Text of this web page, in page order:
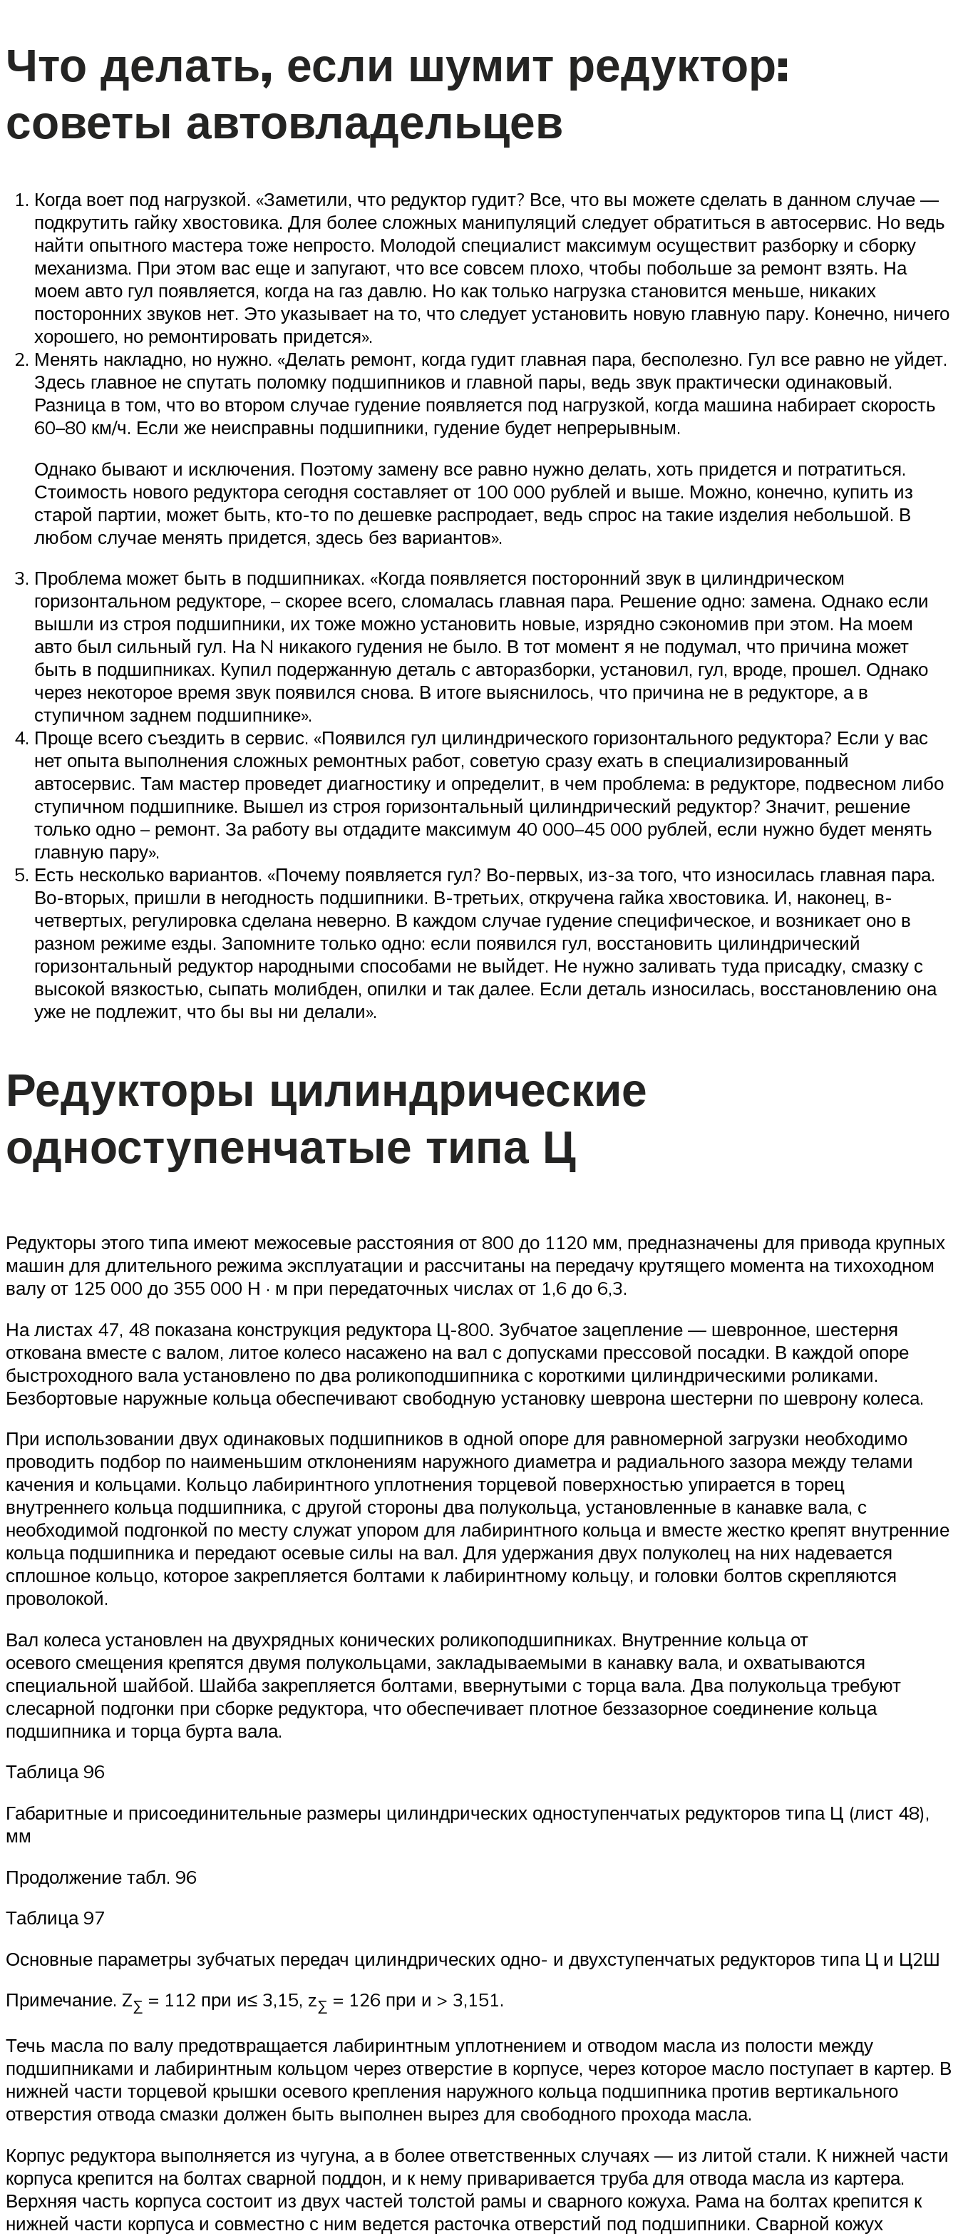
Что делать, если шумит редуктор:
советы автовладельцев
Когда воет под нагрузкой. «Заметили, что редуктор гудит? Все, что вы можете сделать в данном случае —
подкрутить гайку хвостовика. Для более сложных манипуляций следует обратиться в автосервис. Но ведь
найти опытного мастера тоже непросто. Молодой специалист максимум осуществит разборку и сборку
механизма. При этом вас еще и запугают, что все совсем плохо, чтобы побольше за ремонт взять. На
моем авто гул появляется, когда на газ давлю. Но как только нагрузка становится меньше, никаких
посторонних звуков нет. Это указывает на то, что следует установить новую главную пару. Конечно, ничего
хорошего, но ремонтировать придется».
Менять накладно, но нужно. «Делать ремонт, когда гудит главная пара, бесполезно. Гул все равно не уйдет.
Здесь главное не спутать поломку подшипников и главной пары, ведь звук практически одинаковый.
Разница в том, что во втором случае гудение появляется под нагрузкой, когда машина набирает скорость
60–80 км/ч. Если же неисправны подшипники, гудение будет непрерывным.
Однако бывают и исключения. Поэтому замену все равно нужно делать, хоть придется и потратиться.
Стоимость нового редуктора сегодня составляет от 100 000 рублей и выше. Можно, конечно, купить из
старой партии, может быть, кто-то по дешевке распродает, ведь спрос на такие изделия небольшой. В
любом случае менять придется, здесь без вариантов».
Проблема может быть в подшипниках. «Когда появляется посторонний звук в цилиндрическом
горизонтальном редукторе, – скорее всего, сломалась главная пара. Решение одно: замена. Однако если
вышли из строя подшипники, их тоже можно установить новые, изрядно сэкономив при этом. На моем
авто был сильный гул. На N никакого гудения не было. В тот момент я не подумал, что причина может
быть в подшипниках. Купил подержанную деталь с авторазборки, установил, гул, вроде, прошел. Однако
через некоторое время звук появился снова. В итоге выяснилось, что причина не в редукторе, а в
ступичном заднем подшипнике».
Проще всего съездить в сервис. «Появился гул цилиндрического горизонтального редуктора? Если у вас
нет опыта выполнения сложных ремонтных работ, советую сразу ехать в специализированный
автосервис. Там мастер проведет диагностику и определит, в чем проблема: в редукторе, подвесном либо
ступичном подшипнике. Вышел из строя горизонтальный цилиндрический редуктор? Значит, решение
только одно – ремонт. За работу вы отдадите максимум 40 000–45 000 рублей, если нужно будет менять
главную пару».
Есть несколько вариантов. «Почему появляется гул? Во-первых, из-за того, что износилась главная пара.
Во-вторых, пришли в негодность подшипники. В-третьих, откручена гайка хвостовика. И, наконец, в-
четвертых, регулировка сделана неверно. В каждом случае гудение специфическое, и возникает оно в
разном режиме езды. Запомните только одно: если появился гул, восстановить цилиндрический
горизонтальный редуктор народными способами не выйдет. Не нужно заливать туда присадку, смазку с
высокой вязкостью, сыпать молибден, опилки и так далее. Если деталь износилась, восстановлению она
уже не подлежит, что бы вы ни делали».
Редукторы цилиндрические
одноступенчатые типа Ц
Редукторы этого типа имеют межосевые расстояния от 800 до 1120 мм, предназначены для привода крупных
машин для длительного режима эксплуатации и рассчитаны на передачу крутящего момента на тихоходном
валу от 125 000 до 355 000 Н · м при передаточных числах от 1,6 до 6,3.
На листах 47, 48 показана конструкция редуктора Ц-800. Зубчатое зацепление — шевронное, шестерня
откована вместе с валом, литое колесо насажено на вал с допусками прессовой посадки. В каждой опоре
быстроходного вала установлено по два роликоподшипника с короткими цилиндрическими роликами.
Безбортовые наружные кольца обеспечивают свободную установку шеврона шестерни по шеврону колеса.
При использовании двух одинаковых подшипников в одной опоре для равномерной загрузки необходимо
проводить подбор по наименьшим отклонениям наружного диаметра и радиального зазора между телами
качения и кольцами. Кольцо лабиринтного уплотнения торцевой поверхностью упирается в торец
внутреннего кольца подшипника, с другой стороны два полукольца, установленные в канавке вала, с
необходимой подгонкой по месту служат упором для лабиринтного кольца и вместе жестко крепят внутренние
кольца подшипника и передают осевые силы на вал. Для удержания двух полуколец на них надевается
сплошное кольцо, которое закрепляется болтами к лабиринтному кольцу, и головки болтов скрепляются
проволокой.
Вал колеса установлен на двухрядных конических роликоподшипниках. Внутренние кольца от
осевого смещения крепятся двумя полукольцами, закладываемыми в канавку вала, и охватываются
специальной шайбой. Шайба закрепляется болтами, ввернутыми с торца вала. Два полукольца требуют
слесарной подгонки при сборке редуктора, что обеспечивает плотное беззазорное соединение кольца
подшипника и торца бурта вала.
Таблица 96
Габаритные и присоединительные размеры цилиндрических одноступенчатых редукторов типа Ц (лист 48),
мм
Продолжение табл. 96
Таблица 97
Основные параметры зубчатых передач цилиндрических одно- и двухступенчатых редукторов типа Ц и Ц2Ш
Примечание. Z∑ = 112 при и≤ 3,15, z∑ = 126 при и > 3,151.
Течь масла по валу предотвращается лабиринтным уплотнением и отводом масла из полости между
подшипниками и лабиринтным кольцом через отверстие в корпусе, через которое масло поступает в картер. В
нижней части торцевой крышки осевого крепления наружного кольца подшипника против вертикального
отверстия отвода смазки должен быть выполнен вырез для свободного прохода масла.
Корпус редуктора выполняется из чугуна, а в более ответственных случаях — из литой стали. К нижней части
корпуса крепится на болтах сварной поддон, и к нему приваривается труба для отвода масла из картера.
Верхняя часть корпуса состоит из двух частей толстой рамы и сварного кожуха. Рама на болтах крепится к
нижней части корпуса и совместно с ним ведется расточка отверстий под подшипники. Сварной кожух